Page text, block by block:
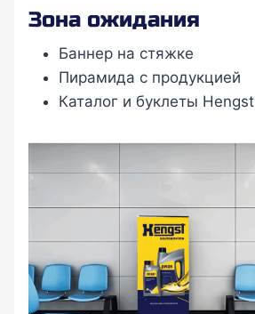
Зона ожидания
Баннер на стяжке
Пирамида с продукцией
Каталог и буклеты Hengst